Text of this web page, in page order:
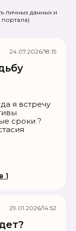
личных данных и
я встречу
сроки ?
1
24.07.2026/18:15
29.01.2026/14:52